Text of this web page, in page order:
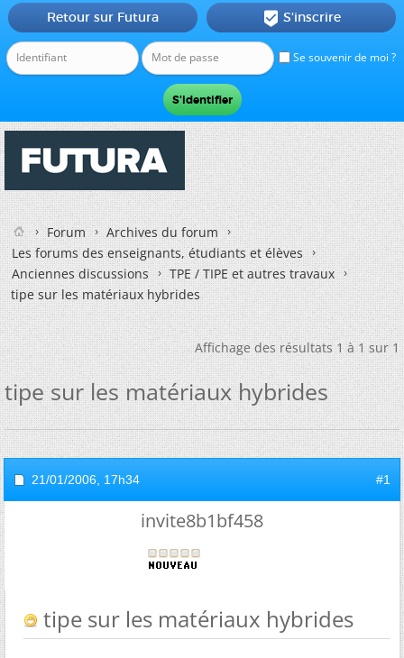
Se souvenir de moi ?
Retour sur Futura  S'inscrire
Forum
Archives du forum
Les forums des enseignants, étudiants et élèves
Anciennes discussions
TPE / TIPE et autres travaux
tipe sur les matériaux hybrides
Affichage des résultats 1 à 1 sur 1
tipe sur les matériaux hybrides
21/01/2006, 17h34 #1
invite8b1bf458
tipe sur les matériaux hybrides